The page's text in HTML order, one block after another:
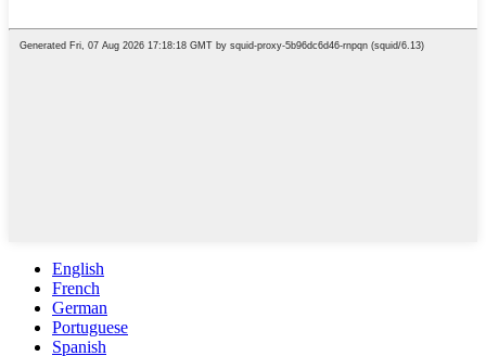
English
French
German
Portuguese
Spanish